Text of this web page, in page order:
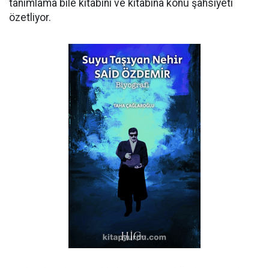
tanımlama bile kitabını ve kitabına konu şahsiyeti
özetliyor.